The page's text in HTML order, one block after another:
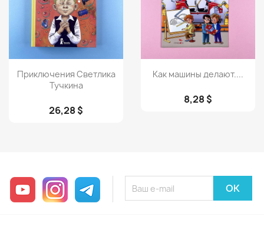
Просмотр
Приключения Светлика
Тучкина
26,28 $
Просмотр
Как машины делают....
8,28 $
YouTube InstagramTelegram